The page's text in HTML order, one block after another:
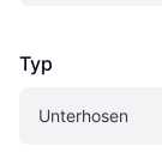
Typ
Unterhosen